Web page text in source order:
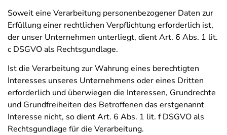
Soweit eine Verarbeitung personenbezogener Daten zur
Erfüllung einer rechtlichen Verpflichtung erforderlich ist,
der unser Unternehmen unterliegt, dient Art. 6 Abs. 1 lit.
c DSGVO als Rechtsgundlage.
Ist die Verarbeitung zur Wahrung eines berechtigten
Interesses unseres Unternehmens oder eines Dritten
erforderlich und überwiegen die Interessen, Grundrechte
und Grundfreiheiten des Betroffenen das erstgenannt
Interesse nicht, so dient Art. 6 Abs. 1 lit. f DSGVO als
Rechtsgundlage für die Verarbeitung.